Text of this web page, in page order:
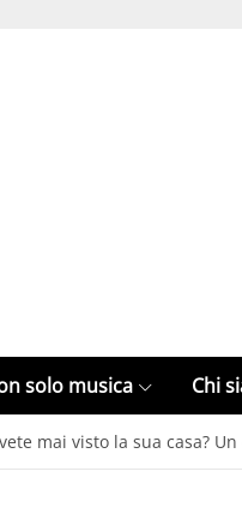
solo musica Chi
mai visto la sua casa?